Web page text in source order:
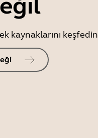
kaynaklarını keşfedin